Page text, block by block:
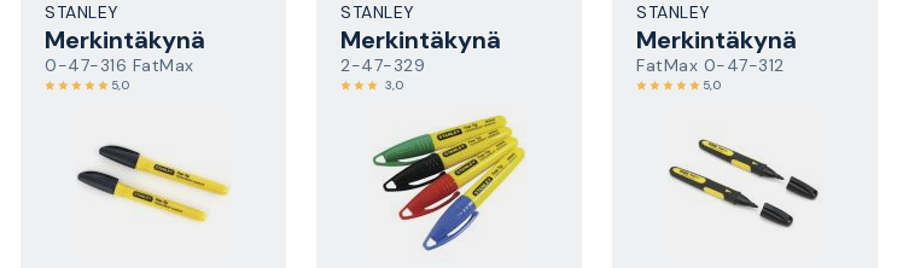
STANLEY
Merkintäkynä
0-47-316 FatMax
5,0
STANLEY
Merkintäkynä
2-47-329
3,0
STANLEY
Merkintäkynä
FatMax 0-47-312
5,0